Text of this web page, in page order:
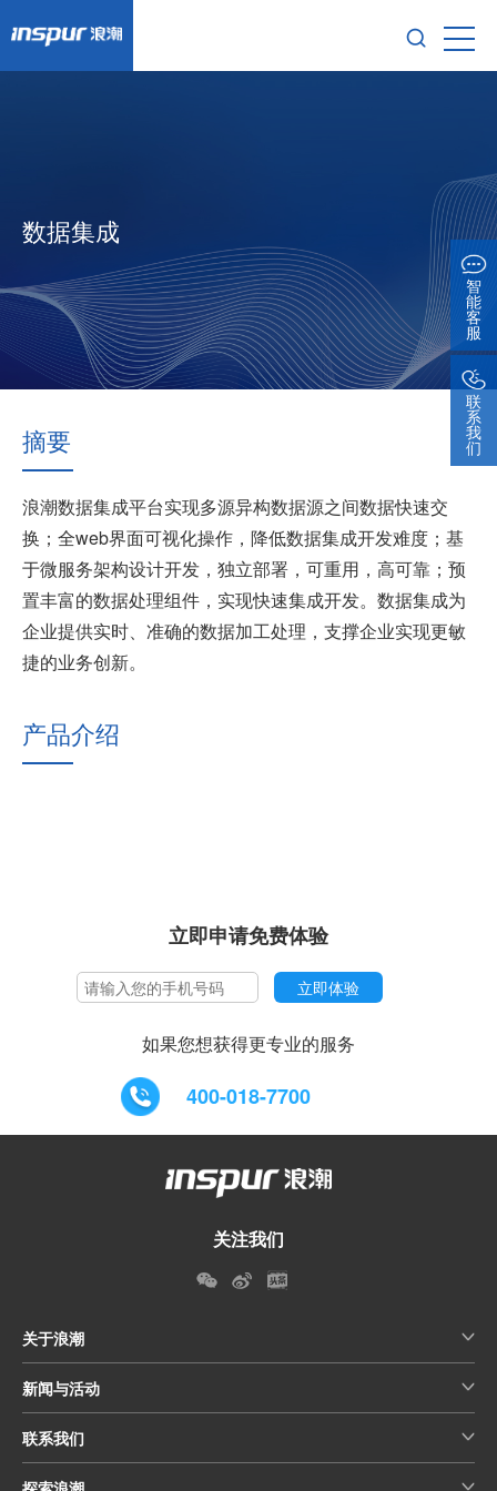
数据集成
摘要
浪潮数据集成平台实现多源异构数据源之间数据快速交
换；全web界面可视化操作，降低数据集成开发难度；基
于微服务架构设计开发，独立部署，可重用，高可靠；预
置丰富的数据处理组件，实现快速集成开发。数据集成为
企业提供实时、准确的数据加工处理，支撑企业实现更敏
捷的业务创新。
产品介绍
立即申请免费体验
如果您想获得更专业的服务
400-018-7700
智
能
客
服
联
系
我
们
关注我们
关于浪潮
新闻与活动
联系我们